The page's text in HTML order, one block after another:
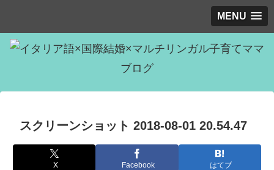
MENU
スクリーンショット 2018-08-01 20.54.47
X Facebook はてブ